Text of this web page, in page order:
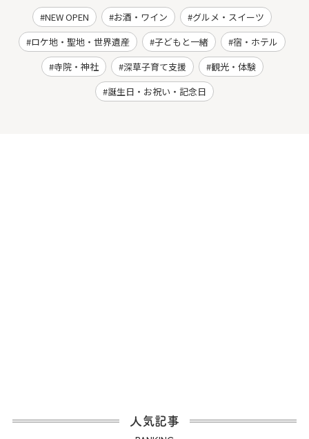
NEW OPEN お酒・ワイン
グルメ・スイーツ
ロケ地・聖地・世界遺産
子どもと一緒
宿・ホテル
寺院・神社
深草子育て支援
観光・体験
誕生日・お祝い・記念日
人気記事